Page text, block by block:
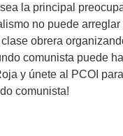
la principal
no puede
obrera
comunista puede
y únete al PCOI
comunista!